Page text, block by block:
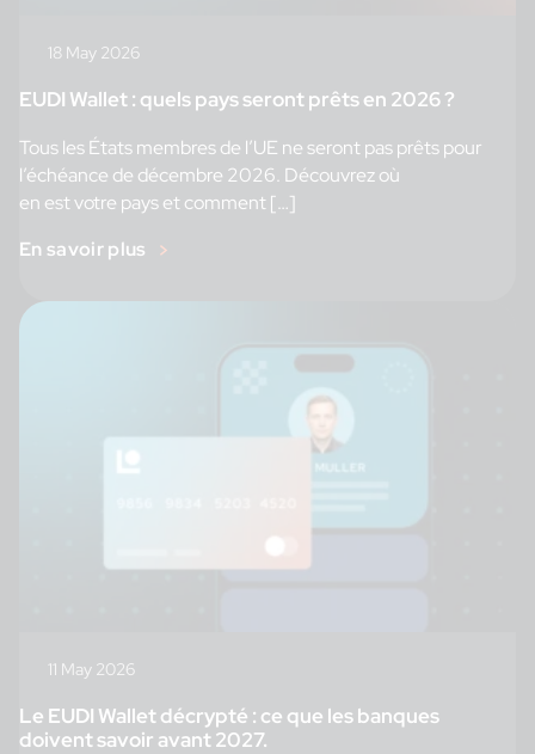
18 May 2026
EUDI Wallet : quels pays seront prêts en 2026 ?
Tous les États membres de l’UE ne seront pas prêts pour
l’échéance de décembre 2026. Découvrez où
en est votre pays et comment […]
En savoir plus
11 May 2026
Le EUDI Wallet décrypté : ce que les banques
doivent savoir avant 2027.